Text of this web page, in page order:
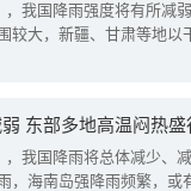
我国降雨强度将有所减
较大，新疆、甘肃等地以
东部多地高温闷热盛
我国降雨将总体减少、
，海南岛强降雨频繁，或